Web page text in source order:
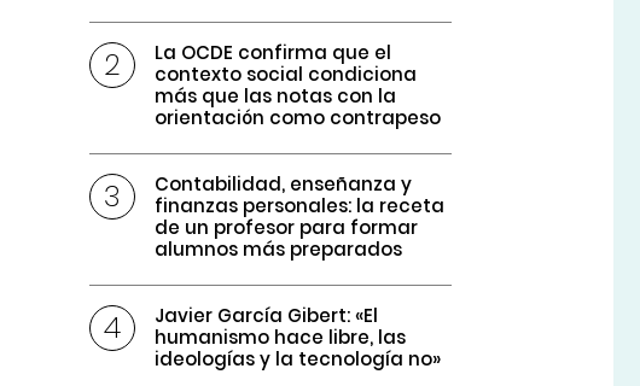
La OCDE confirma que el
contexto social condiciona
más que las notas con la
orientación como contrapeso
Contabilidad, enseñanza y
finanzas personales: la receta
de un profesor para formar
alumnos más preparados
Javier García Gibert: «El
humanismo hace libre, las
ideologías y la tecnología no»